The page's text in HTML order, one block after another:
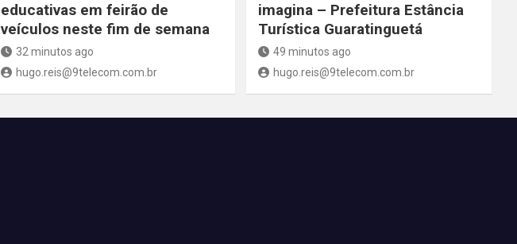
educativas em feirão de
veículos neste fim de semana
32 minutos ago
hugo.reis@9telecom.com.br
imagina – Prefeitura Estância
Turística Guaratinguetá
49 minutos ago
hugo.reis@9telecom.com.br